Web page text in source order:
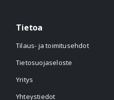
Tietoa
Tilaus- ja toimitusehdot
Tietosuojaseloste
Yritys
Yhteystiedot